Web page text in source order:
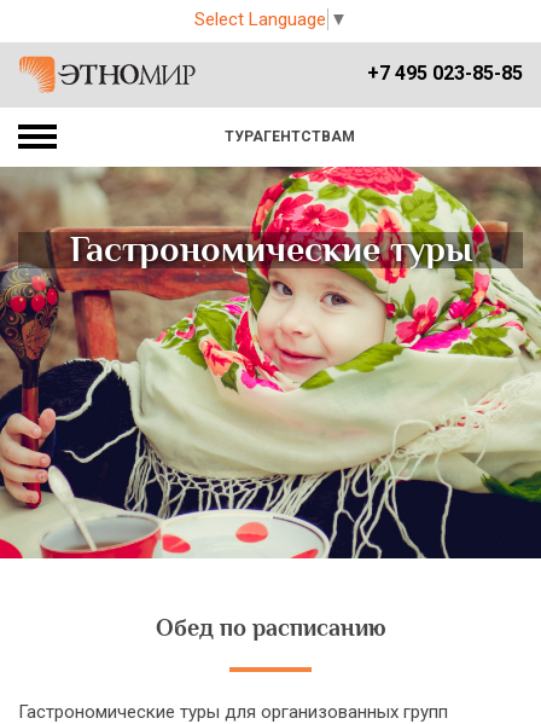
Select Language ▼
+7 495 023-85-85
ТУРАГЕНТСТВАМ
Гастрономические туры
Обед по расписанию
Гастрономические туры для организованных групп